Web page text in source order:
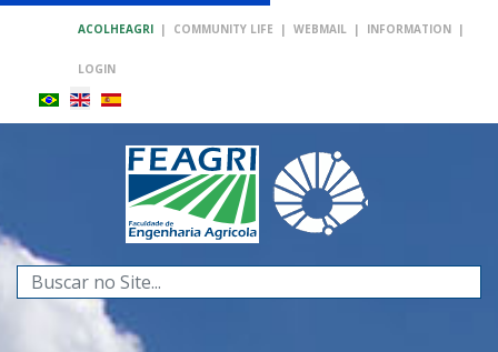
ACOLHEAGRI | COMMUNITY LIFE | WEBMAIL | INFORMATION |
LOGIN
Search
...